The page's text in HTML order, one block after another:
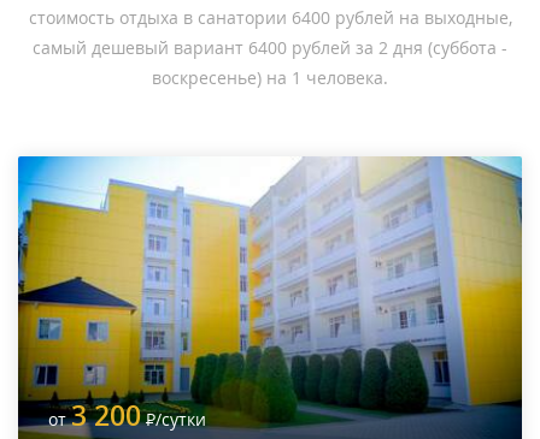
стоимость отдыха в санатории 6400 рублей на выходные,
самый дешевый вариант 6400 рублей за 2 дня (суббота -
воскресенье) на 1 человека.
от3 200 Р/сутки